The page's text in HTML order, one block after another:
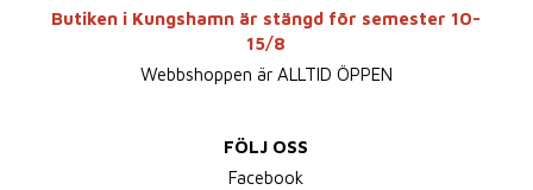
Butiken i Kungshamn är stängd för semester 10-
15/8
Webbshoppen är ALLTID ÖPPEN
FÖLJ OSS
Facebook